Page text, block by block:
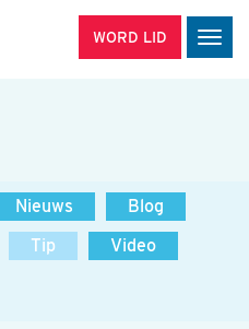
WORD LID
Nieuws
Blog
Tip
Video